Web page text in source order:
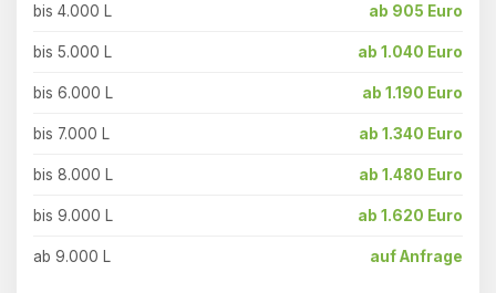
bis 4.000 L ab 905 Euro
bis 5.000 L ab 1.040 Euro
bis 6.000 L ab 1.190 Euro
bis 7.000 L ab 1.340 Euro
bis 8.000 L ab 1.480 Euro
bis 9.000 L ab 1.620 Euro
ab 9.000 L auf Anfrage